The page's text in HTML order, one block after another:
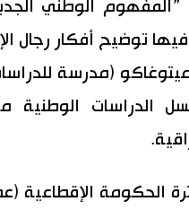
”المفهوم الوطني
توضيح أفكار رجال
(مدرسة للدراسات
الدراسات الوطنية
الحكومة الإقطاعية